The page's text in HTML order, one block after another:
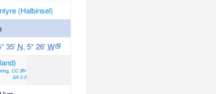
(Halbinsel)
35′ N, 5° 26′W
,CC BY-
SA 3.0